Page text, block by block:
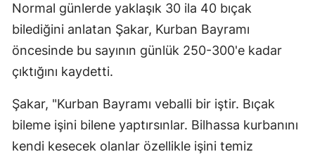
Normal günlerde yaklaşık 30 ila 40 bıçak
bilediğini anlatan Şakar, Kurban Bayramı
öncesinde bu sayının günlük 250-300'e kadar
çıktığını kaydetti.
Şakar, "Kurban Bayramı veballi bir iştir. Bıçak
bileme işini bilene yaptırsınlar. Bilhassa kurbanını
kendi kesecek olanlar özellikle işini temiz